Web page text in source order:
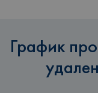
График